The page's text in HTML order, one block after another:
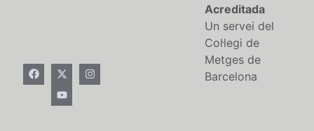
Acreditada
Un servei del
Col·legi de
Metges de
Barcelona